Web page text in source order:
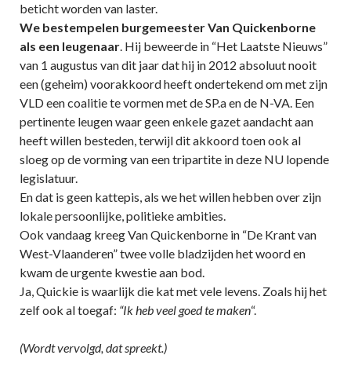
beticht worden van laster.
We bestempelen burgemeester Van Quickenborne
als een leugenaar. Hij beweerde in “Het Laatste Nieuws”
van 1 augustus van dit jaar dat hij in 2012 absoluut nooit
een (geheim) voorakkoord heeft ondertekend om met zijn
VLD een coalitie te vormen met de SP.a en de N-VA. Een
pertinente leugen waar geen enkele gazet aandacht aan
heeft willen besteden, terwijl dit akkoord toen ook al
sloeg op de vorming van een tripartite in deze NU lopende
legislatuur.
En dat is geen kattepis, als we het willen hebben over zijn
lokale persoonlijke, politieke ambities.
Ook vandaag kreeg Van Quickenborne in “De Krant van
West-Vlaanderen” twee volle bladzijden het woord en
kwam de urgente kwestie aan bod.
Ja, Quickie is waarlijk die kat met vele levens. Zoals hij het
zelf ook al toegaf: “Ik heb veel goed te maken“.
(Wordt vervolgd, dat spreekt.)